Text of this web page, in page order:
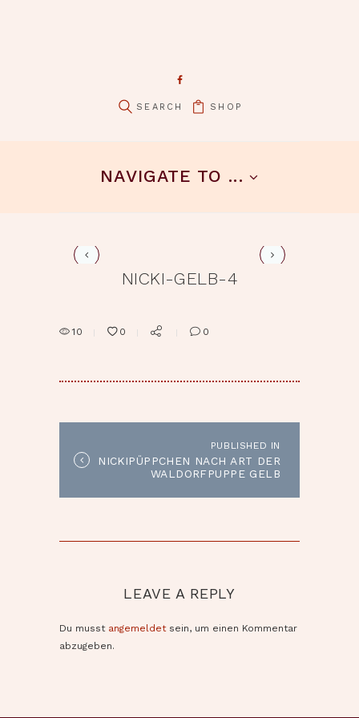
SHOP
NAVIGATE TO ...
nicki-gelb-5
NICKI-GELB-4
10 0 0
PUBLISHED IN
post:
NICKIPÜPPCHEN NACH ART DER
WALDORFPUPPE GELB
LEAVE A REPLY
Du musst angemeldetsein, um einen Kommentar
abzugeben.